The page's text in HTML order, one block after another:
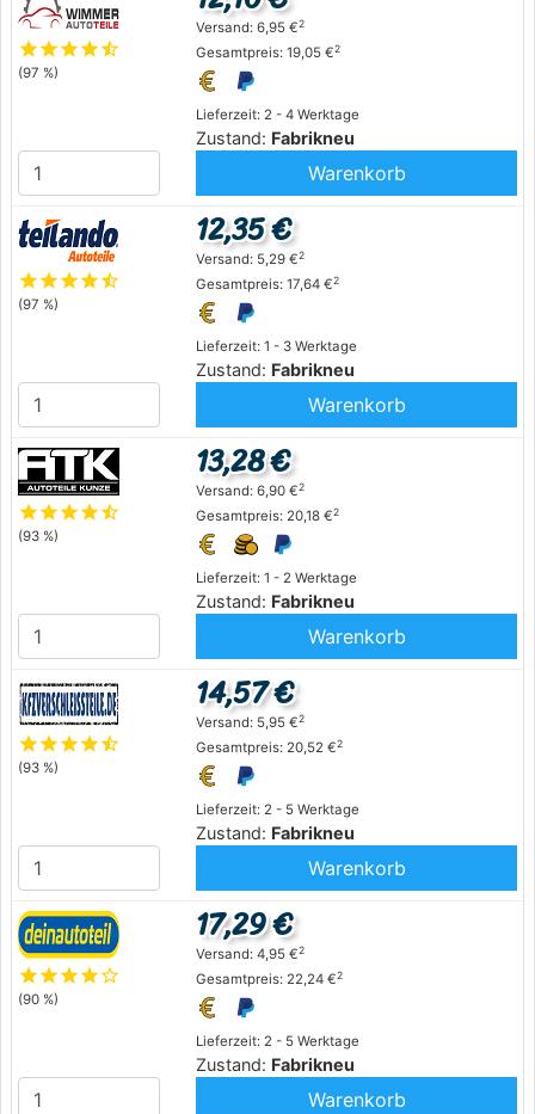
starstarstarstarstar_half
(97 %)
Lieferzeit: 2 - 4 Werktage
Zustand: Fabrikneu
Versand: 6,95 €2
Gesamtpreis: 19,05 €2
Warenkorb
starstarstarstarstar_half
(97 %)
Lieferzeit: 1 - 3 Werktage
Zustand: Fabrikneu
12,35 €
Versand: 5,29 €2
Gesamtpreis: 17,64 €2
Warenkorb
starstarstarstarstar_half
(93 %)
Lieferzeit: 1 - 2 Werktage
Zustand: Fabrikneu
13,28 €
Versand: 6,90 €2
Gesamtpreis: 20,18 €2
Warenkorb
starstarstarstarstar_half
(93 %)
Lieferzeit: 2 - 5 Werktage
Zustand: Fabrikneu
14,57 €
Versand: 5,95 €2
Gesamtpreis: 20,52 €2
Warenkorb
starstarstarstarstar_outline
(90 %)
Lieferzeit: 2 - 5 Werktage
Zustand: Fabrikneu
17,29 €
Versand: 4,95 €2
Gesamtpreis: 22,24 €2
Warenkorb